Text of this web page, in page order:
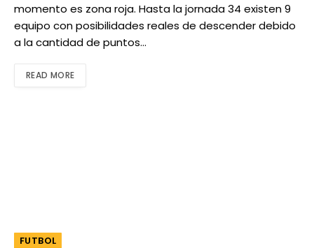
momento es zona roja. Hasta la jornada 34 existen 9
equipo con posibilidades reales de descender debido
a la cantidad de puntos…
READ MORE
FUTBOL